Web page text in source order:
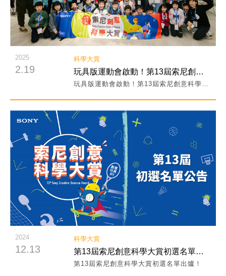
2025
2.19
科學大賞
玩具版運動會啟動！第13屆索尼創意科學大賞全台起跑
閱讀詳細內容
2024
12.13
科學大賞
第13屆索尼創意科學大賞初選名單出爐！
第13屆索尼創意科學大賞初選名單出爐！